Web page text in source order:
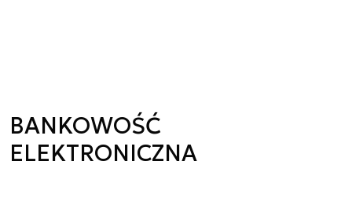
BANKOWOŚĆ
ELEKTRONICZNA